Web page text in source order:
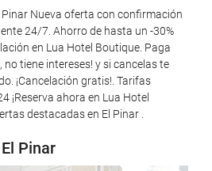
Pinar Nueva oferta con confirmación
24/7. Ahorro de hasta un -30%
en Lua Hotel Boutique. Paga
no tiene intereses! y si cancelas te
¡Cancelación gratis!. Tarifas
¡Reserva ahora en Lua Hotel
destacadas en El Pinar .
Pinar